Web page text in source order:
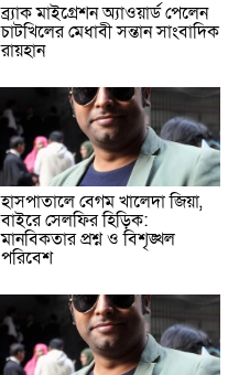
ব্র্যাক মাইগ্রেশন অ্যাওয়ার্ড পেলেন
চাটখিলের মেধাবী সন্তান সাংবাদিক
রায়হান
হাসপাতালে বেগম খালেদা জিয়া,
বাইরে সেলফির হিড়িক:
মানবিকতার প্রশ্ন ও বিশৃঙ্খল
পরিবেশ